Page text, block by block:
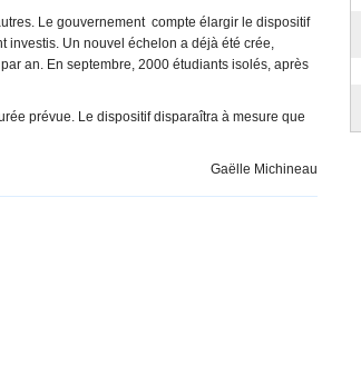
Le gouvernement compte élargir le dispositif
investis. Un nouvel échelon a déjà été crée,
an. En septembre, 2000 étudiants isolés, après
prévue. Le dispositif disparaîtra à mesure que
Gaëlle Michineau